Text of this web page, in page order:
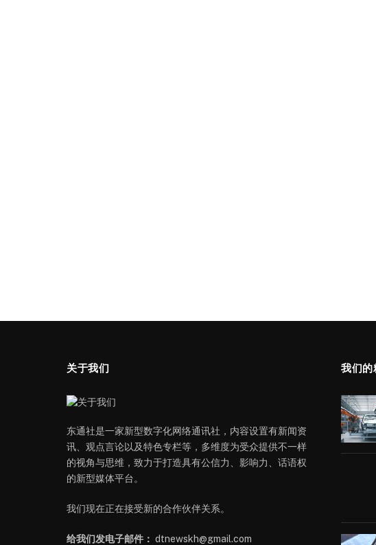
关于我们
东通社是一家新型数字化网络通讯社，内容设置有新闻资
讯、观点言论以及特色专栏等，多维度为受众提供不一样
的视角与思维，致力于打造具有公信力、影响力、话语权
的新型媒体平台。
我们现在正在接受新的合作伙伴关系。
给我们发电子邮件： dtnewskh@gmail.com
我们的